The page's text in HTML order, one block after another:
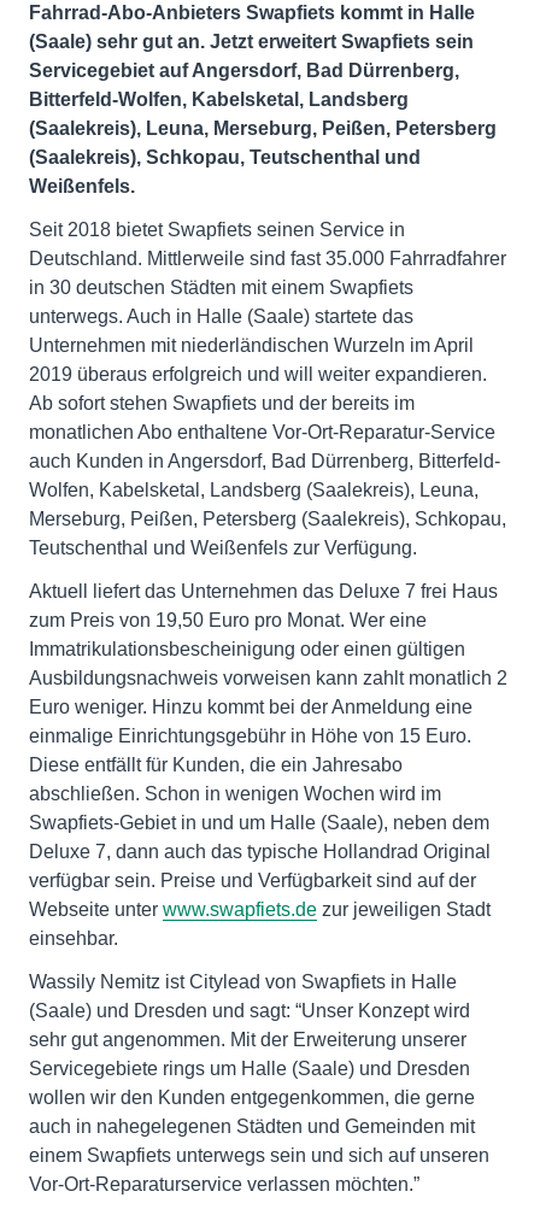
Fahrrad-Abo-Anbieters Swapfiets kommt in Halle
(Saale) sehr gut an. Jetzt erweitert Swapfiets sein
Servicegebiet aufAngersdorf, Bad Dürrenberg,
Bitterfeld-Wolfen, Kabelsketal, Landsberg
(Saalekreis), Leuna, Merseburg, Peißen, Petersberg
(Saalekreis), Schkopau, Teutschenthal und
Weißenfels.
Seit 2018 bietet Swapfiets seinen Service in
Deutschland. Mittlerweile sind fast 35.000 Fahrradfahrer
in 30 deutschen Städten mit einem Swapfiets
unterwegs. Auch in Halle (Saale) startete das
Unternehmen mit niederländischen Wurzeln im April
2019 überaus erfolgreich und will weiter expandieren.
Ab sofort stehen Swapfiets und der bereits im
monatlichen Abo enthaltene Vor-Ort-Reparatur-Service
auch Kunden in Angersdorf, Bad Dürrenberg, Bitterfeld-
Wolfen, Kabelsketal, Landsberg (Saalekreis), Leuna,
Merseburg, Peißen, Petersberg (Saalekreis), Schkopau,
Teutschenthal und Weißenfels zur Verfügung.
Aktuell liefert das Unternehmen das Deluxe 7 frei Haus
zum Preis von 19,50 Euro pro Monat. Wer eine
Immatrikulationsbescheinigung oder einen gültigen
Ausbildungsnachweis vorweisen kann zahlt monatlich 2
Euro weniger. Hinzu kommt bei der Anmeldung eine
einmalige Einrichtungsgebühr in Höhe von 15 Euro.
Diese entfällt für Kunden, die ein Jahresabo
abschließen. Schon in wenigen Wochen wird im
Swapfiets-Gebiet in und um Halle (Saale), neben dem
Deluxe 7, dann auch das typische Hollandrad Original
verfügbar sein. Preise und Verfügbarkeit sind auf der
Webseite unter www.swapfiets.de zur jeweiligen Stadt
einsehbar.
Wassily Nemitz ist Citylead von Swapfiets in Halle
(Saale) und Dresden und sagt: “Unser Konzept wird
sehr gut angenommen. Mit der Erweiterung unserer
Servicegebiete rings um Halle (Saale) und Dresden
wollen wir den Kunden entgegenkommen, die gerne
auch in nahegelegenen Städten und Gemeinden mit
einem Swapfiets unterwegs sein und sich auf unseren
Vor-Ort-Reparaturservice verlassen möchten.”